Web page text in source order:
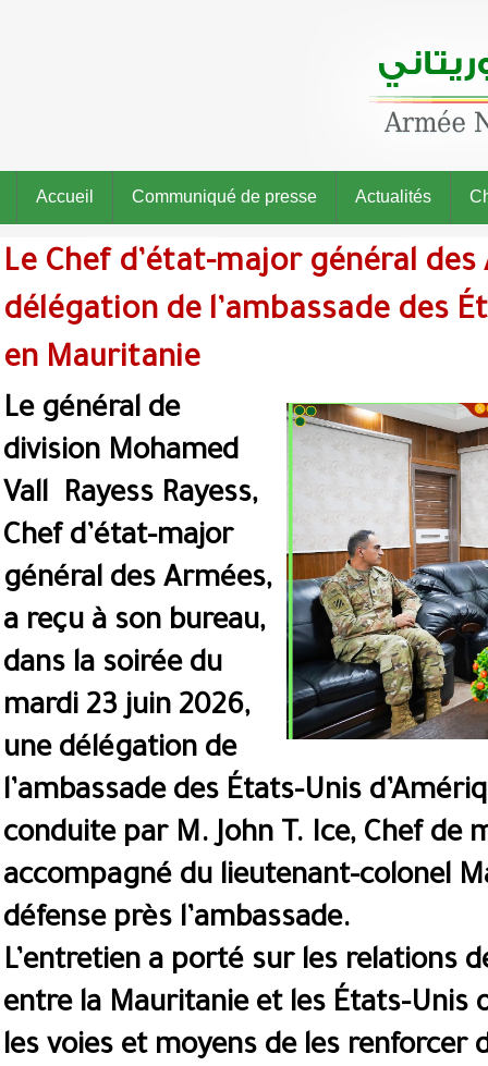
Accueil Communiqué de presse Actualités
Le Chef d’état-major général
délégation de l’ambassade des
en Mauritanie
Le général de
division Mohamed
Vall Rayess Rayess,
Chef d’état-major
général des Armées,
a reçu à son bureau,
dans la soirée du
mardi 23 juin 2026,
une délégation de
l’ambassade des États-Unis
conduite par M. John T. Ice, Chef de
accompagné du lieutenant-colonel
défense près l’ambassade.
L’entretien a porté sur les relations
entre la Mauritanie et les États-Unis
les voies et moyens de les renforcer